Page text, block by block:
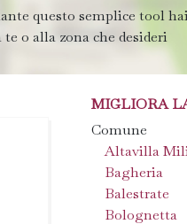
questo semplice tool
o alla zona che desideri
MIGLIORA
Comune
Altavilla
Bagheria
Balestrate
Bolognetta